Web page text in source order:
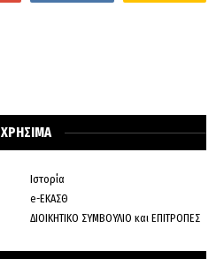
ΧΡΗΣΙΜΑ
Ιστορία
e-ΕΚΑΣΘ
ΔΙΟΙΚΗΤΙΚΟ ΣΥΜΒΟΥΛΙΟ και ΕΠΙΤΡΟΠΕΣ